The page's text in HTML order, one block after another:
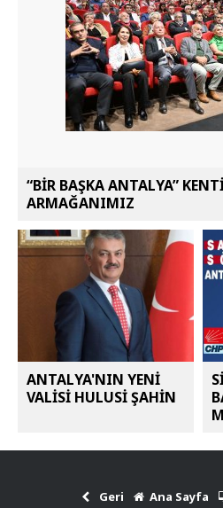
“BİR BAŞKA ANTALYA”
ARMAĞANIMIZ
ANTALYA'NIN YENİ
VALİSİ HULUSİ ŞAHİN
Geri Ana Sayfa